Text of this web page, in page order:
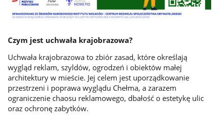
Czym jest uchwała krajobrazowa?
Uchwała krajobrazowa to zbiór zasad, które określają
wygląd reklam, szyldów, ogrodzeń i obiektów małej
architektury w mieście. Jej celem jest uporządkowanie
przestrzeni i poprawa wyglądu Chełma, a zarazem
ograniczenie chaosu reklamowego, dbałość o estetykę ulic
oraz ochronę zabytków.